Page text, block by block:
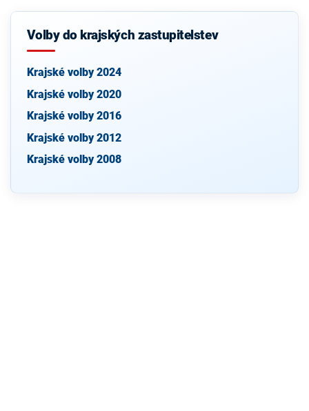
Volby do krajských zastupitelstev
Krajské volby 2024
Krajské volby 2020
Krajské volby 2016
Krajské volby 2012
Krajské volby 2008